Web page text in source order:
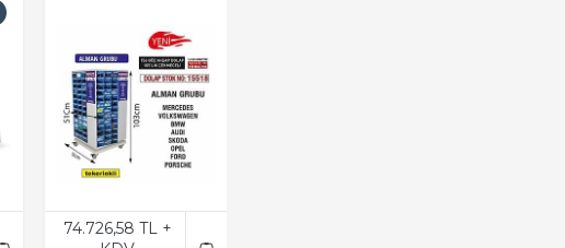
74.726,58 TL +